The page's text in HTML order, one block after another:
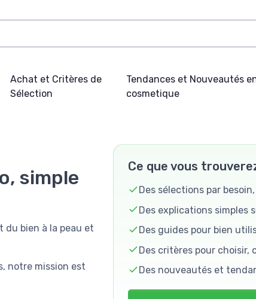
Achat et Critères de
Sélection
Tendances et Nouveautés
cosmetique
simple
du bien à la peau et
notre mission est
Ce que vous
Des sélections par
Des explications simples
Des guides pour bien
Des critères pour choisir,
Des nouveautés et